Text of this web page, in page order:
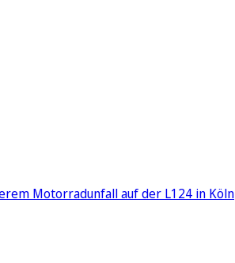
Motorradunfall auf der L124 in Köln